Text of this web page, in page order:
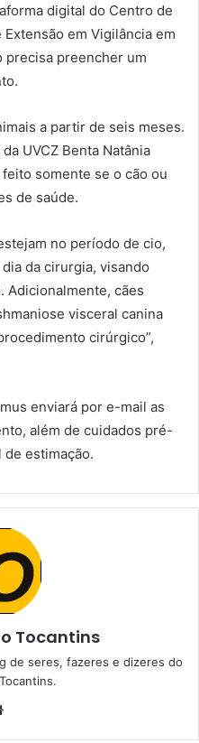
digital do Centro de
em Vigilância em
precisa preencher um
a partir de seis meses.
UVCZ Benta Natânia
somente se o cão ou
de saúde.
no período de cio,
da cirurgia, visando
Adicionalmente, cães
visceral canina
cirúrgico”,
enviará por e-mail as
além de cuidados pré-
estimação.
Tocantins
de seres, fazeres e dizeres do